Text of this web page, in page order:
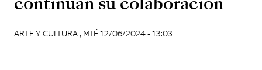
ARTE Y CULTURA , MIÉ 12/06/2024 - 13:03